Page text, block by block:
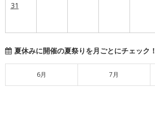
31
夏休みに開催の夏祭りを月ごとにチェック！
6月 7月